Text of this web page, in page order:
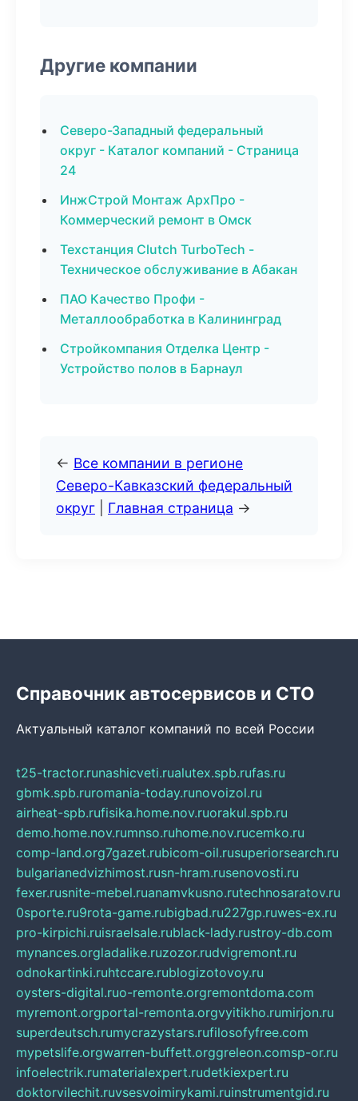
Другие компании
Северо-Западный федеральный
округ - Каталог компаний - Страница
24
ИнжСтрой Монтаж АрхПро -
Коммерческий ремонт в Омск
Техстанция Clutch TurboTech -
Техническое обслуживание в Абакан
ПАО Качество Профи -
Металлообработка в Калининград
Стройкомпания Отделка Центр -
Устройство полов в Барнаул
← Все компании в регионе
Северо-Кавказский федеральный
округ
Главная страница →
Справочник автосервисов и СТО
Актуальный каталог компаний по всей России
t25-tractor.runashicveti.rualutex.spb.rufas.ru
gbmk.spb.ruromania-today.runovoizol.ru
airheat-spb.rufisika.home.nov.ruorakul.spb.ru
demo.home.nov.rumnso.ruhome.nov.rucemko.ru
comp-land.org7gazet.rubicom-oil.rusuperiorsearch.ru
bulgarianedvizhimost.rusn-hram.rusenovosti.ru
fexer.rusnite-mebel.ruanamvkusno.rutechnosaratov.ru
0sporte.ru9rota-game.rubigbad.ru227gp.ruwes-ex.ru
pro-kirpichi.ruisraelsale.rublack-lady.rustroy-db.com
mynances.orgladalike.ruzozor.rudvigremont.ru
odnokartinki.ruhtccare.rublogizotovoy.ru
oysters-digital.ruo-remonte.orgremontdoma.com
myremont.orgportal-remonta.orgvyitikho.rumirjon.ru
superdeutsch.rumycrazystars.rufilosofyfree.com
mypetslife.orgwarren-buffett.orggreleon.comsp-or.ru
infoelectrik.rumaterialexpert.rudetkiexpert.ru
doktorvilechit.ruvsesvoimirykami.ruinstrumentgid.ru